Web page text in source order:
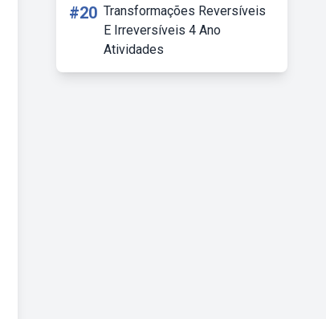
#20 Transformações Reversíveis
E Irreversíveis 4 Ano
Atividades